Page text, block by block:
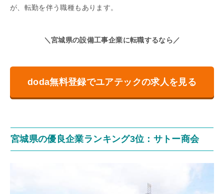
が、転勤を伴う職種もあります。
＼宮城県の設備工事企業に転職するなら／
doda無料登録でユアテックの求人を見る
宮城県の優良企業ランキング3位：サトー商会